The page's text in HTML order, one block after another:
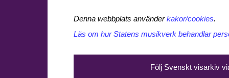
Denna webbplats använderkakor/cookies.
Läs om hur Statens musikverk behandlar
Följ Svenskt visarkiv